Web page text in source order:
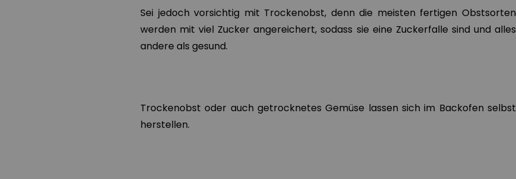
Sei jedoch vorsichtig mit Trockenobst, denn die meisten fertigen Obstsorten
werden mit viel Zucker angereichert, sodass sie eine Zuckerfalle sind und alles
andere als gesund.
Trockenobst oder auch getrocknetes Gemüse lassen sich im Backofen selbst
herstellen.